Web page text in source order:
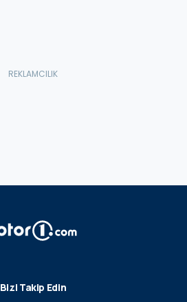
Bizi Takip Edin